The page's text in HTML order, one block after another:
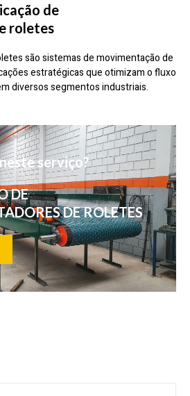
serviço?
DE
DE ROLETES
de
roletes
são sistemas de movimentação de
estratégicas que otimizam o fluxo
diversos segmentos industriais.